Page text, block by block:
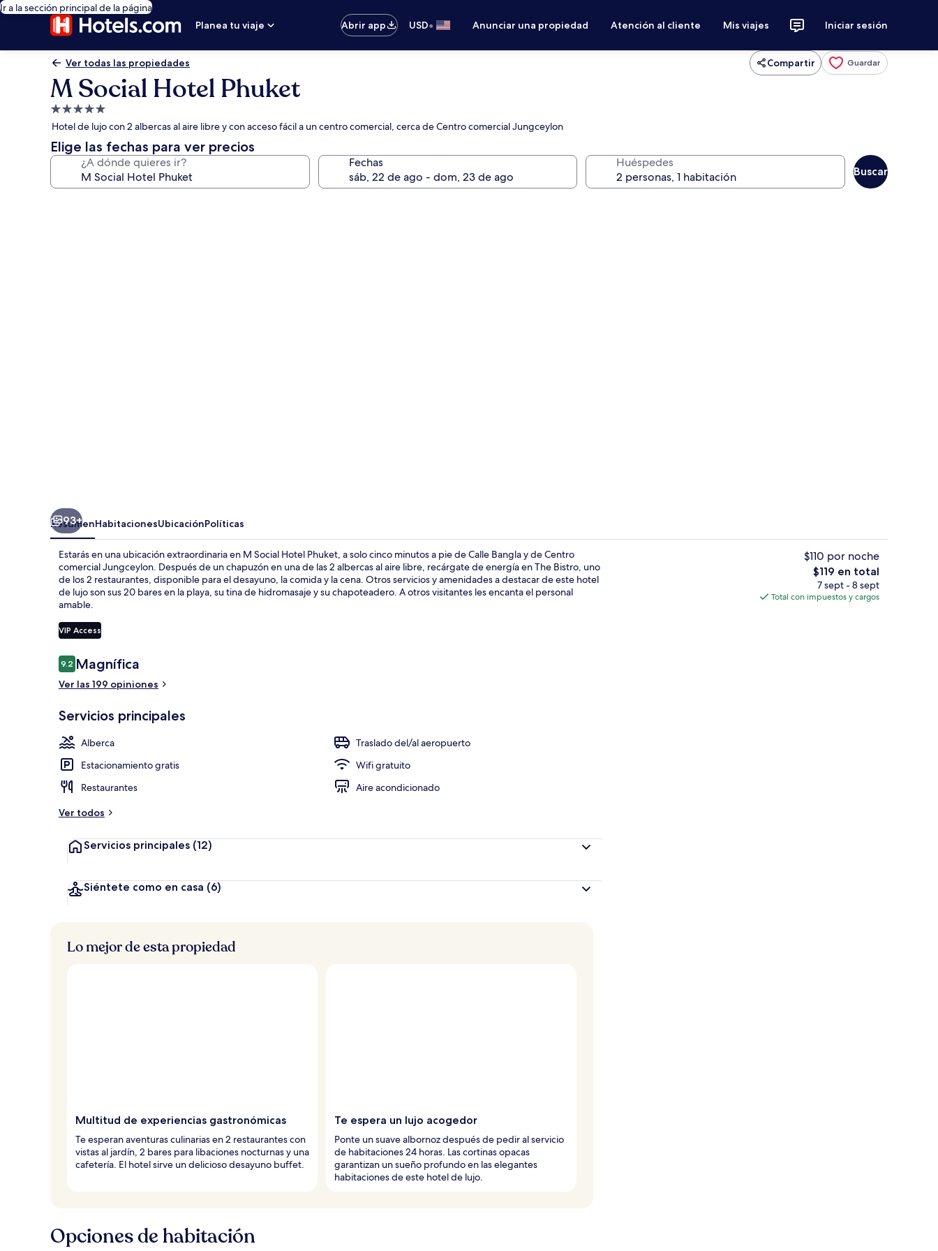
Ir a la sección principal de la página
Planea tu viaje
Abrir app USD• Anunciar una propiedad Atención al cliente Mis viajes Iniciar sesión
Ver todas las propiedades Compartir Guardar
M Social Hotel Phuket
Propiedad
de
5.0
estrellas
Hotel de lujo con 2 albercas al aire libre y con acceso fácil a un centro comercial, cerca de Centro comercial Jungceylon
Elige las fechas para ver precios
¿A dónde quieres ir? Fechas Huéspedes
Buscar
Lugar de interés 2 restaurantes; se sirven desayunos,
93+
ResumenHabitacionesUbicaciónPolíticas
Estarás en una ubicación extraordinaria en M Social Hotel Phuket, a solo cinco minutos a pie de Calle Bangla y de Centro
comercial Jungceylon. Después de un chapuzón en una de las 2 albercas al aire libre, recárgate de energía en The Bistro, uno
de los 2 restaurantes, disponible para el desayuno, la comida y la cena. Otros servicios y amenidades a destacar de este hotel
de lujo son sus 20 bares en la playa, su tina de hidromasaje y su chapoteadero. A otros visitantes les encanta el personal
amable.
VIP Access
Opiniones
9.29.2 de 10,
Magnífica
Ver las 199 opiniones
Servicios principales
Alberca
Traslado del/al aeropuerto
Estacionamiento gratis
Wifi gratuito
Restaurantes
Aire acondicionado
Ver todos
Servicios principales (12)
Siéntete como en casa (6)
$110 por noche
El
precio
total
$119 en total
7 sept - 8 sept
Total con impuestos y cargos
Lo mejor de esta propiedad
Multitud de experiencias gastronómicas
Te esperan aventuras culinarias en 2 restaurantes con
vistas al jardín, 2 bares para libaciones nocturnas y una
cafetería. El hotel sirve un delicioso desayuno buffet.
Te espera un lujo acogedor
Ponte un suave albornoz después de pedir al servicio
de habitaciones 24 horas. Las cortinas opacas
garantizan un sueño profundo en las elegantes
habitaciones de este hotel de lujo.
Opciones de habitación